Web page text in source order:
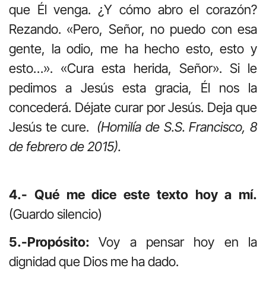
que Él venga. ¿Y cómo abro el corazón?
Rezando. «Pero, Señor, no puedo con esa
gente, la odio, me ha hecho esto, esto y
esto…». «Cura esta herida, Señor». Si le
pedimos a Jesús esta gracia, Él nos la
concederá. Déjate curar por Jesús. Deja que
Jesús te cure. (Homilía de S.S. Francisco, 8
de febrero de 2015).
4.- Qué me dice este texto hoy a mí.
(Guardo silencio)
5.-Propósito:Voy a pensar hoy en la
dignidad que Dios me ha dado.